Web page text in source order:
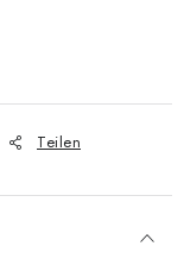
Teilen